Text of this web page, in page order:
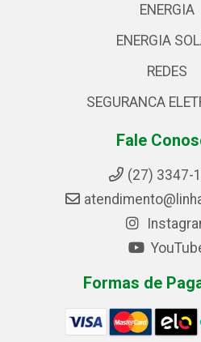
ENERGIA
ENERGIA
REDES
SEGURANCA
Fale
(27) 3347-
Formas de